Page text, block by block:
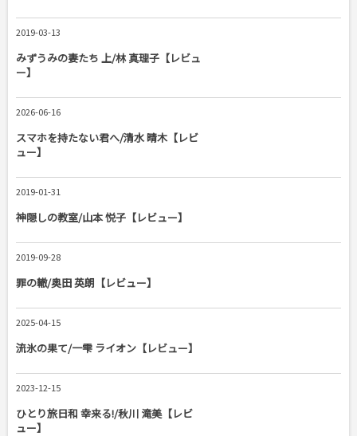
2019-03-13
みずうみの妻たち 上/林 真理子【レビュ
ー】
2026-06-16
スマホを持たない君へ/清水 晴木【レビ
ュー】
2019-01-31
神隠しの教室/山本 悦子【レビュー】
2019-09-28
罪の轍/奥田 英朗【レビュー】
2025-04-15
流氷の果て/一雫 ライオン【レビュー】
2023-12-15
ひとり旅日和 幸来る!/秋川 滝美【レビ
ュー】